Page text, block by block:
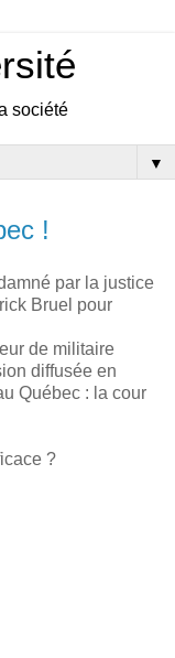
société
▼
!
par la justice
Bruel pour
de militaire
diffusée en
Québec : la cour
?